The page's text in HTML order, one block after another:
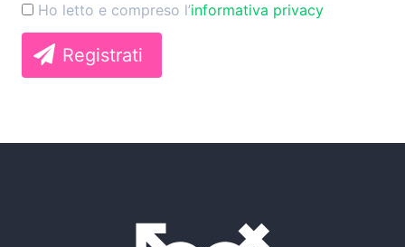
Ho letto e compreso l’informativa privacy
Registrati